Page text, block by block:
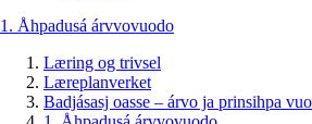
1. Åhpadusá árvvovuodo
Læring og trivsel
Læreplanverket
Badjásasj oasse – árvo ja prinsihpa